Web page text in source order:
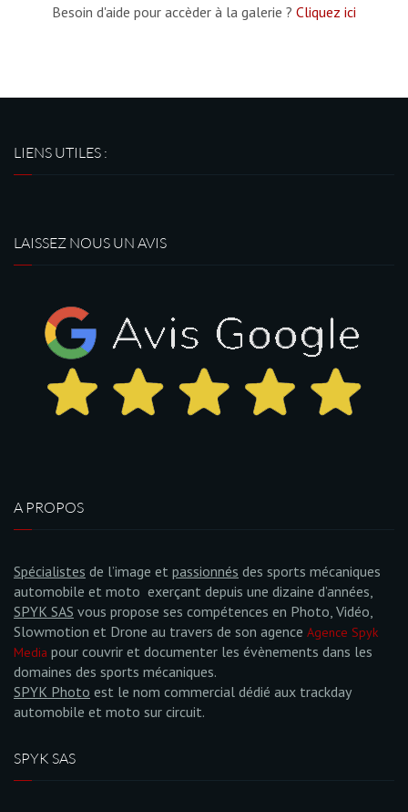
Besoin d'aide pour accèder à la galerie ? Cliquez ici
LIENS UTILES :
LAISSEZ NOUS UN AVIS
A PROPOS
Spécialistes de l’image et passionnés des sports mécaniques
automobile et moto exerçant depuis une dizaine d’années,
SPYK SAS vous propose ses compétences en Photo, Vidéo,
Slowmotion et Drone au travers de son agence Agence Spyk
Media pour couvrir et documenter les évènements dans les
domaines des sports mécaniques.
SPYK Photo est le nom commercial dédié aux trackday
automobile et moto sur circuit.
SPYK SAS